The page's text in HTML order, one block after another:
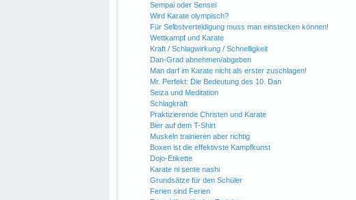
Sempai oder Sensei
Wird Karate olympisch?
Für Selbstverteidigung muss man einstecken können!
Wettkampf und Karate
Kraft / Schlagwirkung / Schnelligkeit
Dan-Grad abnehmen/abgeben
Man darf im Karate nicht als erster zuschlagen!
Mr. Perfekt: Die Bedeutung des 10. Dan
Seiza und Meditation
Schlagkraft
Praktizierende Christen und Karate
Bier auf dem T-Shirt
Muskeln trainieren aber richtig
Boxen ist die effektivste Kampfkunst
Dojo-Etikette
Karate ni sente nashi
Grundsätze für den Schüler
Ferien sind Ferien